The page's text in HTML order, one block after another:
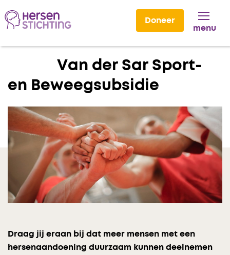
Doneer
menu
Lees voor
Van der Sar Sport-
en Beweegsubsidie
Draag jij eraan bij dat meer mensen met een
hersenaandoening duurzaam kunnen deelnemen